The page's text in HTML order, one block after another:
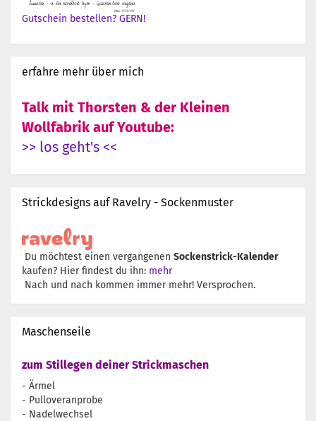
Gutschein bestellen? GERN!
erfahre mehr über mich
Talk mit Thorsten & der Kleinen
Wollfabrik auf Youtube:
>> los geht's <<
Strickdesigns auf Ravelry - Sockenmuster
Du möchtest einen vergangenen Sockenstrick-Kalender
kaufen? Hier findest du ihn: mehr
Nach und nach kommen immer mehr! Versprochen.
Maschenseile
zum Stillegen deiner Strickmaschen
- Ärmel
- Pulloveranprobe
- Nadelwechsel